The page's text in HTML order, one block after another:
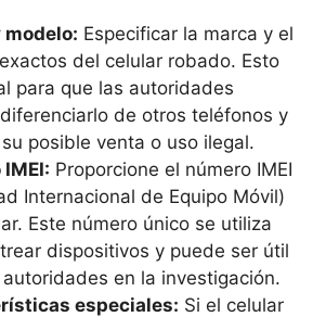
modelo: Especificar la marca y el
del celular​ robado. ⁢Esto
para que las autoridades
de otros teléfonos y
posible venta o uso​ ilegal.
Proporcione el ⁤número IMEI
Internacional de ‌Equipo Móvil)
⁢Este número único se utiliza
dispositivos y puede ser⁢ útil
​en la investigación.
especiales: Si el celular